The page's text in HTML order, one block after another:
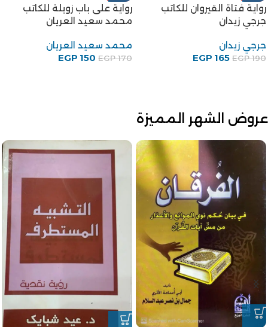
رواية فتاة القيروان للكاتب
جرجي زيدان
جرجي زيدان
EGP190
EGP 165
رواية على باب زويلة للكاتب
محمد سعيد العريان
محمد سعيد العريان
EGP170
EGP 150
عروض الشهر المميزة